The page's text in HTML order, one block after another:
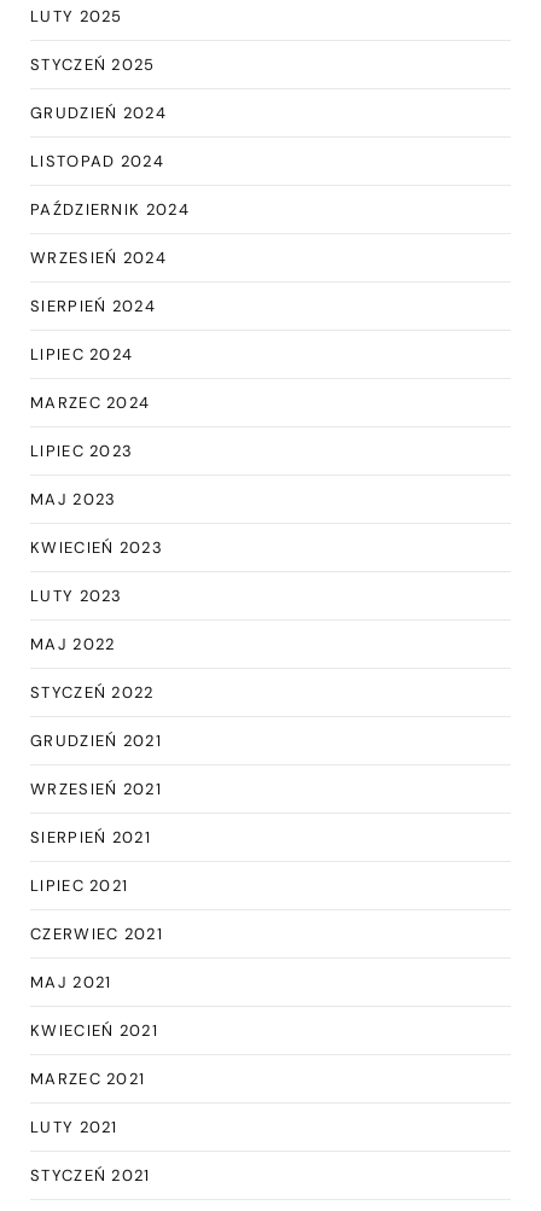
LUTY 2025
STYCZEŃ 2025
GRUDZIEŃ 2024
LISTOPAD 2024
PAŹDZIERNIK 2024
WRZESIEŃ 2024
SIERPIEŃ 2024
LIPIEC 2024
MARZEC 2024
LIPIEC 2023
MAJ 2023
KWIECIEŃ 2023
LUTY 2023
MAJ 2022
STYCZEŃ 2022
GRUDZIEŃ 2021
WRZESIEŃ 2021
SIERPIEŃ 2021
LIPIEC 2021
CZERWIEC 2021
MAJ 2021
KWIECIEŃ 2021
MARZEC 2021
LUTY 2021
STYCZEŃ 2021